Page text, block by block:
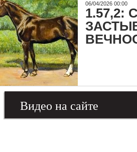
06/04/2026 00:00
1.57,2:
Видео на сайте